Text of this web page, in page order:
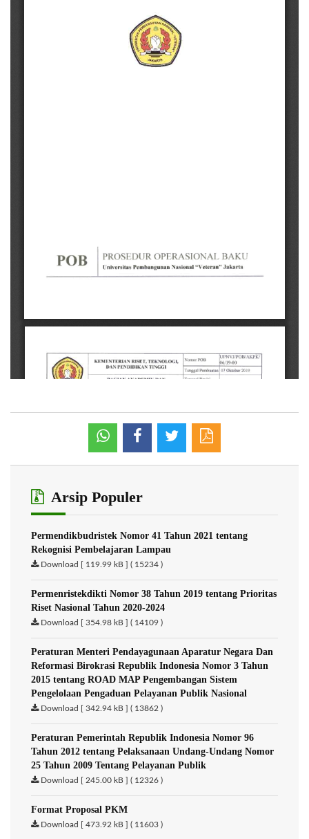
Arsip Populer
Permendikbudristek Nomor 41 Tahun 2021 tentang
Rekognisi Pembelajaran Lampau
Download [ 119.99 kB ] ( 15234 )
Permenristekdikti Nomor 38 Tahun 2019 tentang Prioritas
Riset Nasional Tahun 2020-2024
Download [ 354.98 kB ] ( 14109 )
Peraturan Menteri Pendayagunaan Aparatur Negara Dan
Reformasi Birokrasi Republik Indonesia Nomor 3 Tahun
2015 tentang ROAD MAP Pengembangan Sistem
Pengelolaan Pengaduan Pelayanan Publik Nasional
Download [ 342.94 kB ] ( 13862 )
Peraturan Pemerintah Republik Indonesia Nomor 96
Tahun 2012 tentang Pelaksanaan Undang-Undang Nomor
25 Tahun 2009 Tentang Pelayanan Publik
Download [ 245.00 kB ] ( 12326 )
Format Proposal PKM
Download [ 473.92 kB ] ( 11603 )